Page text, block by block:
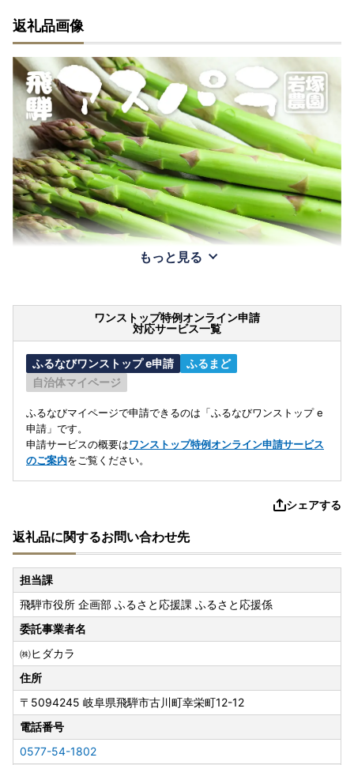
返礼品画像
もっと見る
ワンストップ特例オンライン申請
対応サービス一覧
ふるなびワンストップ e申請
ふるまど
自治体マイページ
ふるなびマイページで申請できるのは「ふるなびワンストップ e
申請」です。
申請サービスの概要はワンストップ特例オンライン申請サービス
のご案内をご覧ください。
シェアする
返礼品に関するお問い合わせ先
担当課
飛騨市役所 企画部 ふるさと応援課 ふるさと応援係
委託事業者名
㈱ヒダカラ
住所
〒5094245 岐阜県飛騨市古川町幸栄町12-12
電話番号
0577-54-1802